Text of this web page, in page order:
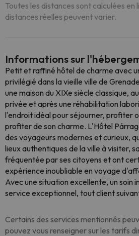
Toutes les distances sont calculées en
distances réelles peuvent varier.
Informations sur
Petit et raffiné hôtel de charme avec
privilégié dans la vieille ville de
une maison du XIXe siècle classique,
privée et après une réhabilitation
l'endroit idéal pour séjourner, profiter
profiter de son charme. L'Hôtel
des voyageurs modernes et curieux,
lieux authentiques de la ville à visiter,
fréquentée par ses citoyens et ont
expérience inoubliable en voyage
Avec une situation excellente, un soin
service exceptionnel, tout client
Certains des services mentionnés
pouvez vous renseigner sur les tarifs